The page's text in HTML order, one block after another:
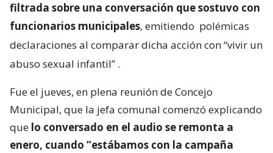
filtrada sobre una conversación que sostuvo con
funcionarios municipales, emitiendo polémicas
declaraciones al comparar dicha acción con “vivir un
abuso sexual infantil” .
Fue el jueves, en plena reunión de Concejo
Municipal, que la jefa comunal comenzó explicando
que lo conversado en el audio se remonta a
enero, cuando “estábamos con la campaña